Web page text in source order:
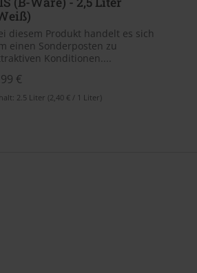
diesem Produkt handelt es sich
einen Sonderposten zu
Konditionen....
€
2.5 Liter (2,40 € / 1 Liter)